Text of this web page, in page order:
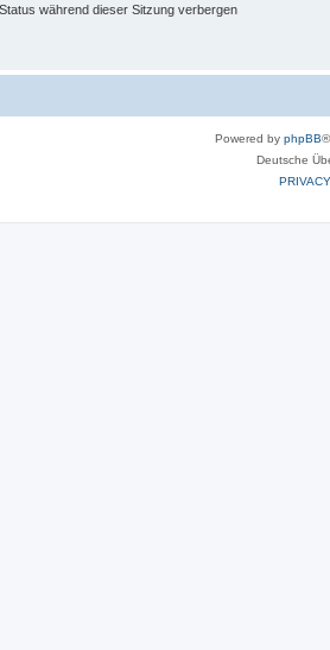
während dieser Sitzung verbergen
Powered by phpBB
Deutsche